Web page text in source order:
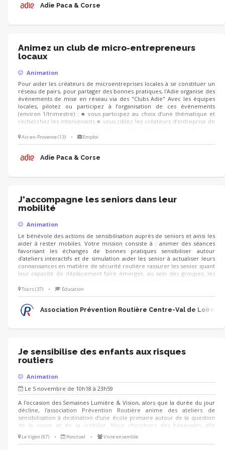
Adie Paca & Corse
Animez un club de micro-entrepreneurs
locaux
Animation
Pour aider les créateurs de microentreprises locales à se constituer un
réseau de pairs, pour partager des bonnes pratiques, l'Adie organise des
évènements de mise en réseau via des "Clubs Adie" Avec les équipes
locales, pilotez ou participez à l’organisation de ces évènements
(environ 1/trimestre) : ■ vous participez au choix d’une thématique et
recherchez les intervenants ■ vous ciblez les créateurs d’entreprise de
un partenaire, un client...) et préparez la logistique LE JOUR J, vous
pouvez co-animer les échanges, recueillir la satisfaction et les attentes
Aix-en-Provence (13) • Emploi
Adie Paca & Corse
J'accompagne les seniors dans leur
mobilité
Animation
Le bénévole des actions de sensibilisation auprès de seniors et ainsi les
aider à rester mobiles. Votre mission consiste à : animer des séances
favorisant les échanges de bonnes pratiques sensibiliser autour
d’ateliers interactifs et de simulation aider les senior à actualiser leurs
connaissances en matière de sécurité routière rassurer les senior quant
leur capacité de déplacement faire émerger, au sein des groupes, les
Tours (37) • Éducation
Association Prévention Routière Centre-Val de Loire
Je sensibilise des enfants aux risques
routiers
Animation
Le 5 novembre de 10h18 à 23h59
A l'occasion des Semaines Lumière & Vision, alors que la durée du jour
décline, l'association Prévention Routière anime des ateliers de
sensibilisation à destination d'une école primaire autour de la question
de la vision et de la visibilité. Nous cherchons des bénévoles afin
d'animer des ateliers ludiques et simples à prendre en main : - quiz -
jeux de cherche et trouve - jeux de cartes - ... Nous serons ravis de vous
Le Vigen (87) • Ponctuel • Vivre ensemble